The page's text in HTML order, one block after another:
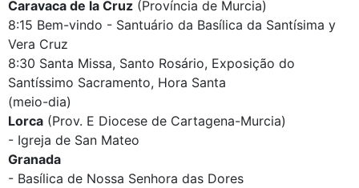
Caravaca de la Cruz (Província de Murcia)
8:15 Bem-vindo - Santuário da Basílica da Santísima y
Vera Cruz
8:30 Santa Missa, Santo Rosário, Exposição do
Santíssimo Sacramento, Hora Santa
(meio-dia)
Lorca (Prov. E Diocese de Cartagena-Murcia)
- Igreja de San Mateo
Granada
- Basílica de Nossa Senhora das Dores